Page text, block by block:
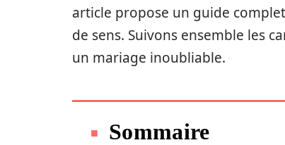
article propose un guide
de sens. Suivons ensemble les
un mariage inoubliable.
Sommaire